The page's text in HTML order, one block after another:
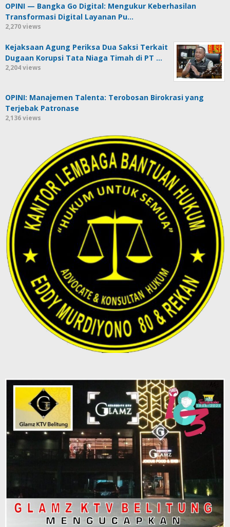
OPINI — Bangka Go Digital: Mengukur Keberhasilan
Transformasi Digital Layanan Pu…
2,270 views
Kejaksaan Agung Periksa Dua Saksi Terkait
Dugaan Korupsi Tata Niaga Timah di PT …
2,204 views
OPINI: Manajemen Talenta: Terobosan Birokrasi yang
Terjebak Patronase
2,136 views